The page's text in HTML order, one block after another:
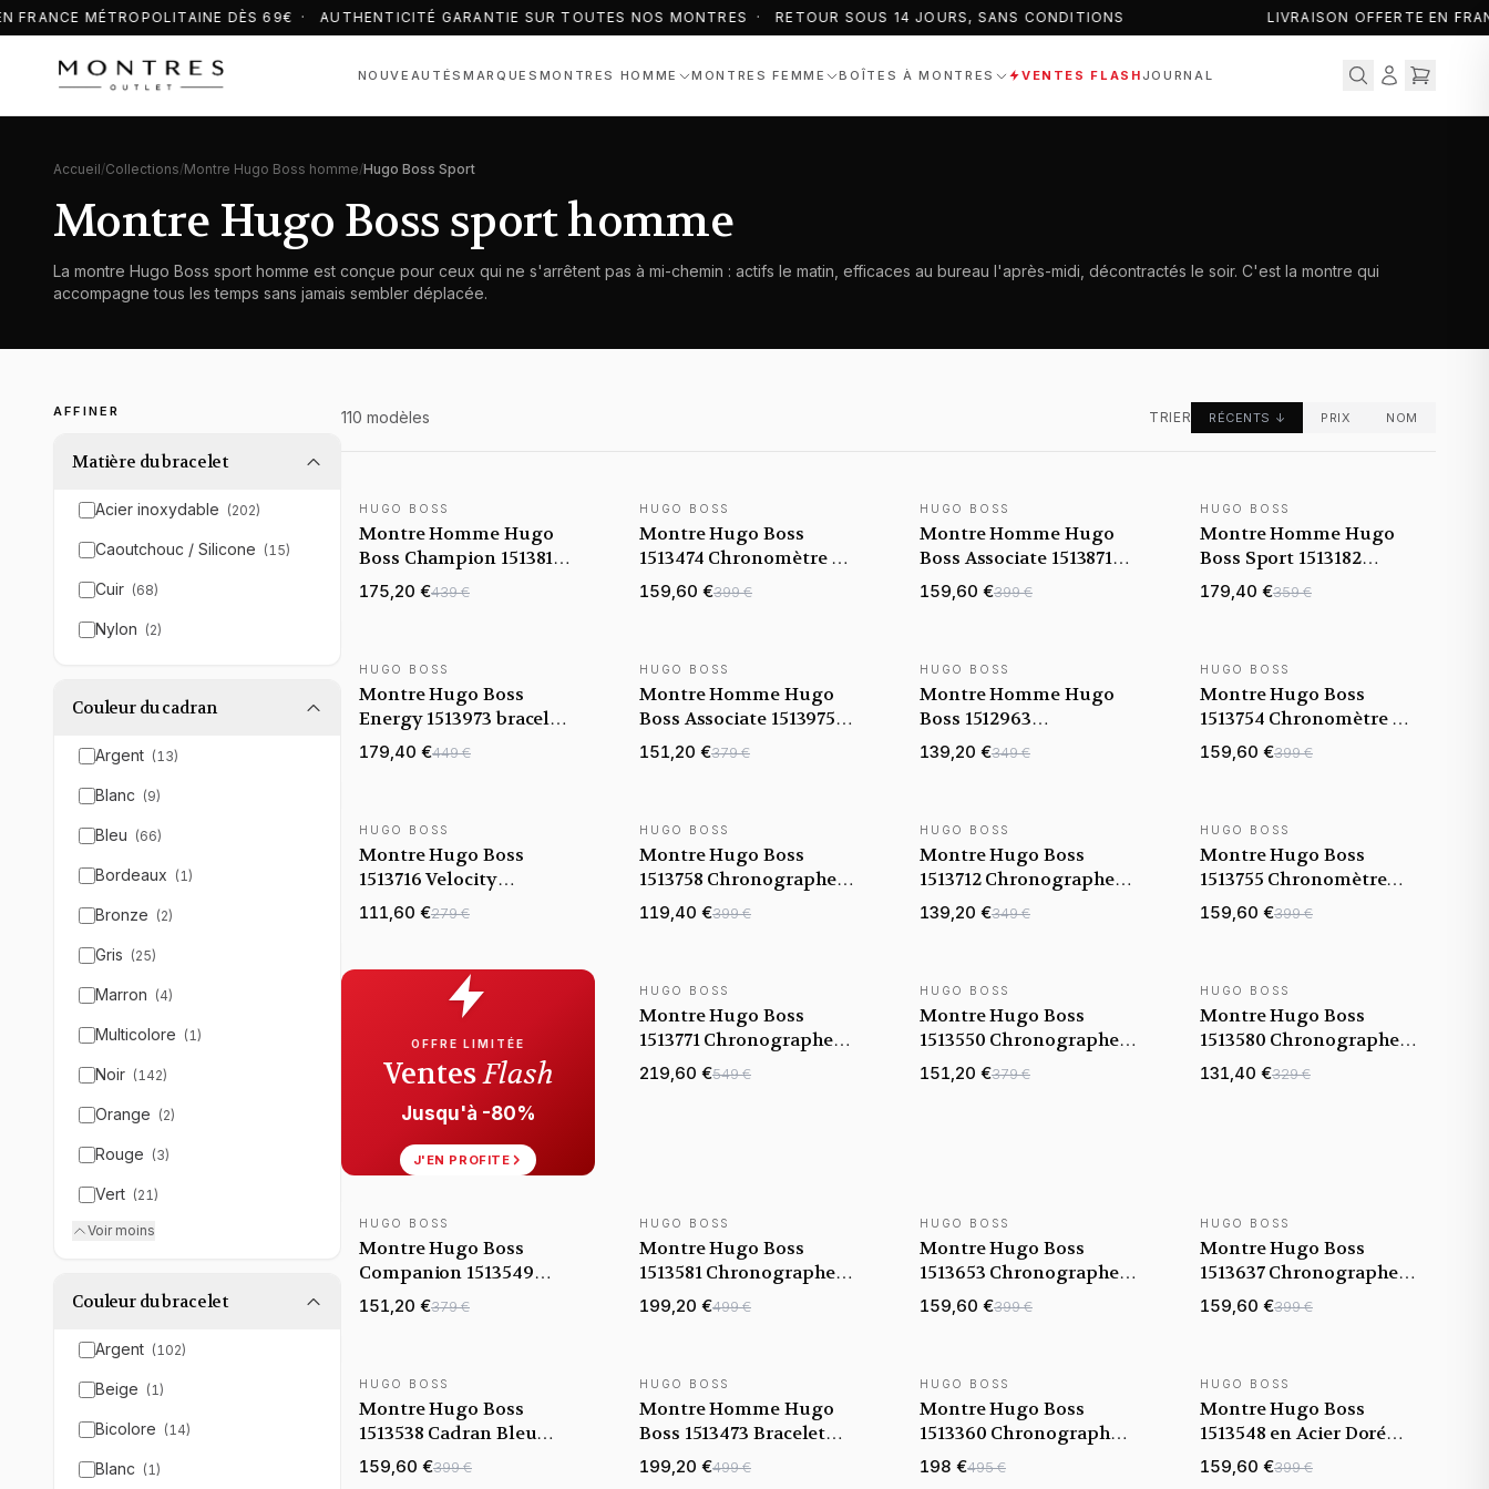
FRANCE MÉTROPOLITAINE DÈS 69€ · AUTHENTICITÉ GARANTIE SUR TOUTES NOS MONTRES · RETOUR SOUS 14 JOURS, SANS CONDITIONS LIVRAISON OFFERTE EN
NOUVEAUTÉSMARQUES MONTRES HOMME MONTRES FEMME BOÎTES À MONTRES VENTES FLASH JOURNAL
Accueil/Collections/Montre Hugo Boss homme/Hugo Boss Sport
Montre Hugo Boss sport homme
La montre Hugo Boss sport homme est conçue pour ceux qui ne s'arrêtent pas à mi-chemin : actifs le matin, efficaces au bureau l'après-midi, décontractés le soir. C'est la montre qui
accompagne tous les temps sans jamais sembler déplacée.
AFFINER
Matière du bracelet
Acier inoxydable (202)
Caoutchouc / Silicone (15)
Cuir (68)
Nylon (2)
Couleur du cadran
Argent (13)
Blanc (9)
Bleu (66)
Bordeaux (1)
Bronze (2)
Gris (25)
Marron (4)
Multicolore (1)
Noir (142)
Orange (2)
Rouge (3)
Vert (21)
Voir moins
Couleur du bracelet
Argent (102)
Beige (1)
Bicolore (14)
Blanc (1)
110 modèles TRIER RÉCENTS ↓ PRIX NOM
HUGO BOSS
Montre Homme Hugo
Boss Champion 1513818
bracelet acier
175,20 €439 €
HUGO BOSS
Montre Hugo Boss
1513474 Chronomètre en
Cuir Noir Surpiqué
159,60 €399 €
HUGO BOSS
Montre Homme Hugo
Boss Associate 1513871
chronographe cadran
noir
159,60 €399 €
HUGO BOSS
Montre Homme Hugo
Boss Sport 1513182
Bracelet en acier
inoxydable
179,40 €359 €
HUGO BOSS
Montre Hugo Boss
Energy 1513973 bracelet
en acier doré jaune
179,40 €449 €
HUGO BOSS
Montre Homme Hugo
Boss Associate 1513975
chronographe cadran
vert
151,20 €379 €
HUGO BOSS
Montre Homme Hugo
Boss 1512963
Chronographe à Cadran
Bleu
139,20 €349 €
HUGO BOSS
Montre Hugo Boss
1513754 Chronomètre en
Acier Noir
159,60 €399 €
HUGO BOSS
Montre Hugo Boss
1513716 Velocity
Chronomètre Sport en
Silicone Noir
111,60 €279 €
BEST-SELLER
HUGO BOSS
Montre Hugo Boss
1513758 Chronographe
Acier et Cadran Bleu
Nuit
119,40 €399 €
HUGO BOSS
Montre Hugo Boss
1513712 Chronographe
en Acier Inoxydable
139,20 €349 €
HUGO BOSS
Montre Hugo Boss
1513755 Chronomètre
Sport à Cadran Bleu
159,60 €399 €
OFFRE LIMITÉE
VentesFlash
Jusqu'à -80%
J'EN PROFITE
HUGO BOSS
Montre Hugo Boss
1513771 Chronographe
avec Bracelet Silicone
Bleu
219,60 €549 €
HUGO BOSS
Montre Hugo Boss
1513550 Chronographe
Bracelet Perforé Noir
151,20 €379 €
HUGO BOSS
Montre Hugo Boss
1513580 Chronographe
avec Bracelet en Cuir
Noir
131,40 €329 €
HUGO BOSS
Montre Hugo Boss
Companion 1513549
bracelet en maille
milanaise
151,20 €379 €
HUGO BOSS
Montre Hugo Boss
1513581 Chronographe
en Acier Noir
199,20 €499 €
HUGO BOSS
Montre Hugo Boss
1513653 Chronographe
avec Cadran en Émail
Bleu
159,60 €399 €
HUGO BOSS
Montre Hugo Boss
1513637 Chronographe
Gris Anthracite en Acier
159,60 €399 €
HUGO BOSS
Montre Hugo Boss
1513538 Cadran Bleu
Nuit et Bracelet maille
milanaise
159,60 €399 €
HUGO BOSS
Montre Homme Hugo
Boss 1513473 Bracelet
Bicolore Acier
199,20 €499 €
HUGO BOSS
Montre Hugo Boss
1513360 Chronographe
en Acier et Cadran Bleu
198 €495 €
HUGO BOSS
Montre Hugo Boss
1513548 en Acier Doré
Rose et maille milanaise
159,60 €399 €